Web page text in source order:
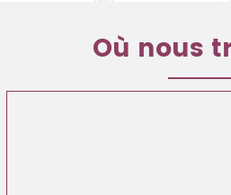
Où nous